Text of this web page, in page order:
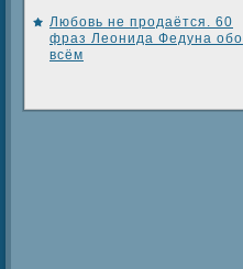
Любовь не продаётся. 60
фраз Леонида Федуна обо
всём